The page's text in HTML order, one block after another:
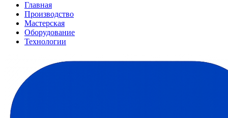
Главная
Производство
Мастерская
Оборудование
Технологии